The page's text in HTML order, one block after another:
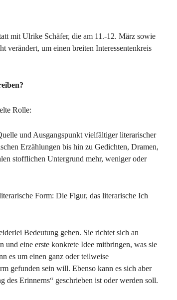
mit Ulrike Schäfer, die am 11.-12. März sowie
verändert, um einen breiten Interessentenkreis
Rolle:
und Ausgangspunkt vielfältiger literarischer
Erzählungen bis hin zu Gedichten, Dramen,
stofflichen Untergrund mehr, weniger oder
Form: Die Figur, das literarische Ich
Bedeutung gehen. Sie richtet sich an
und eine erste konkrete Idee mitbringen, was sie
es um einen ganz oder teilweise
gefunden sein will. Ebenso kann es sich aber
Erinnerns“ geschrieben ist oder werden soll.